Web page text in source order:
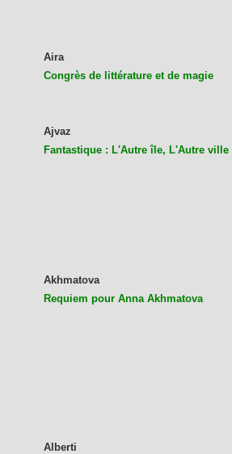
Aira
Congrès de littérature et de magie
Ajvaz
Fantastique : L'Autre île, L'Autre ville
Akhmatova
Requiem pour Anna Akhmatova
Alberti